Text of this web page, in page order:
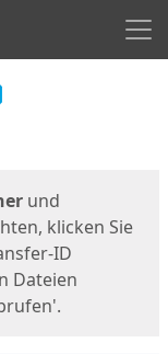
und
klicken Sie
ID
Dateien